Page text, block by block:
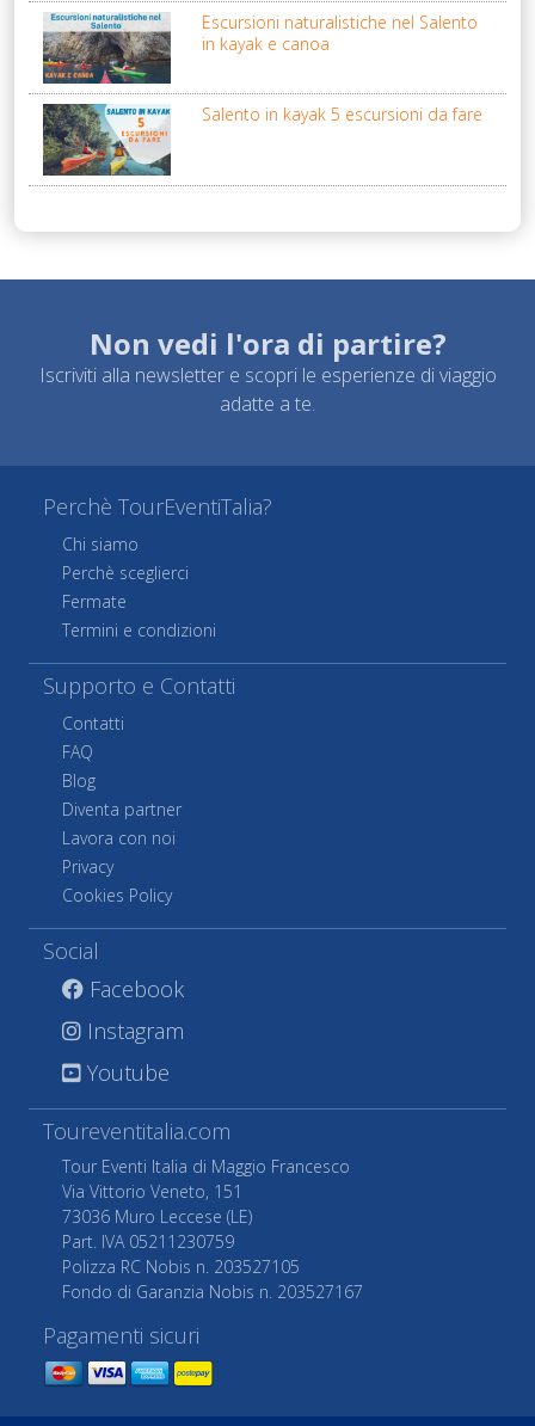
Escursioni naturalistiche nel Salento
in kayak e canoa
Salento in kayak 5 escursioni da fare
Non vedi l'ora di partire?
Iscriviti alla newsletter e scopri le esperienze di viaggio
adatte a te.
Perchè TourEventiTalia?
Chi siamo
Perchè sceglierci
Fermate
Termini e condizioni
Supporto e Contatti
Contatti
FAQ
Blog
Diventa partner
Lavora con noi
Privacy
Cookies Policy
Social
Facebook
Instagram
Youtube
Toureventitalia.com
Tour Eventi Italia di Maggio Francesco
Via Vittorio Veneto, 151
73036 Muro Leccese (LE)
Part. IVA 05211230759
Polizza RC Nobis n. 203527105
Fondo di Garanzia Nobis n. 203527167
Pagamenti sicuri